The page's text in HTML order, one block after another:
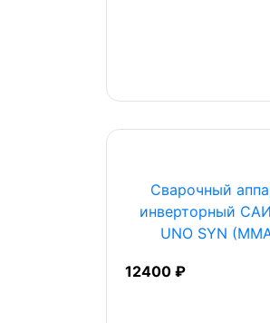
Сварочный
инверторный
UNO SYN
12400 ₽